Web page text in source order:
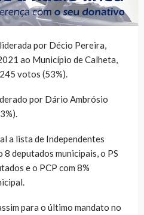
por Décio Pereira,
ao Município de Calheta,
votos (53%).
por Dário Ambrósio
a lista de Independentes
deputados municipais, o PS
e o PCP com 8%
para o último mandato no